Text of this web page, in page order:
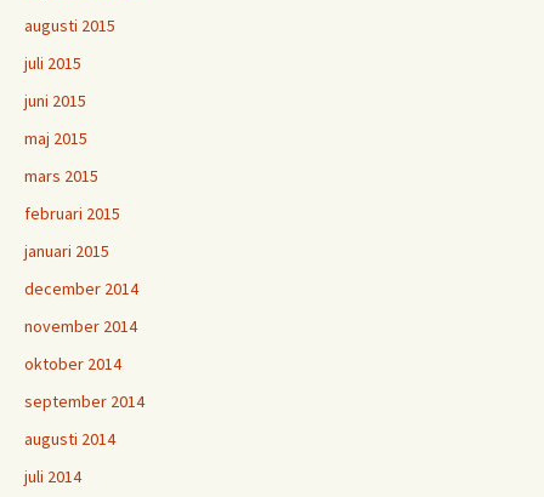
augusti 2015
juli 2015
juni 2015
maj 2015
mars 2015
februari 2015
januari 2015
december 2014
november 2014
oktober 2014
september 2014
augusti 2014
juli 2014